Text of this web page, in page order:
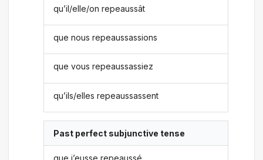
qu’il/elle/on repeaussât
que nous repeaussassions
que vous repeaussassiez
qu’ils/elles repeaussassent
Past perfect subjunctive tense